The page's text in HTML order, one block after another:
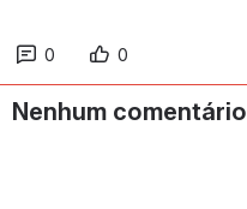
0 0
Nenhum comentário